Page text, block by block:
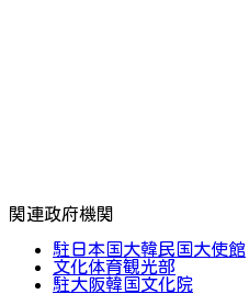
関連政府機関
駐日本国大韓民国大使館
文化体育観光部
駐大阪韓国文化院